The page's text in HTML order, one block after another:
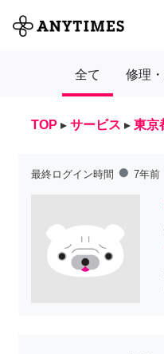
全て 修理
TOP ▸ サービス ▸ 東京
最終ログイン時間 fiber_manual_record 7年前